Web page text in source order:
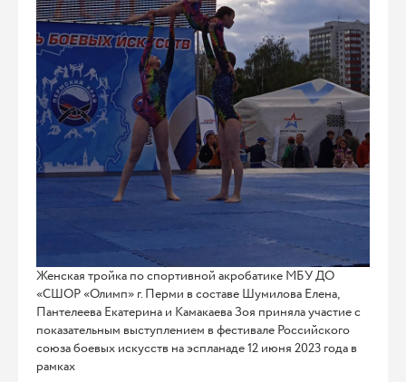
Женская тройка по спортивной акробатике МБУ ДО
«СШОР «Олимп» г. Перми в составе Шумилова Елена,
Пантелеева Екатерина и Камакаева Зоя приняла участие с
показательным выступлением в фестивале Российского
союза боевых искусств на эспланаде 12 июня 2023 года в
рамках